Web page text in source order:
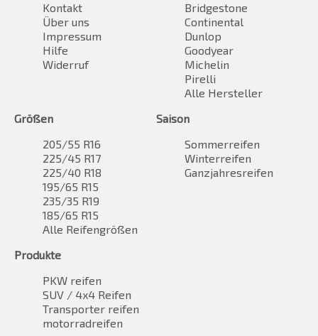
Kontakt
Über uns
Impressum
Hilfe
Widerruf
Bridgestone
Continental
Dunlop
Goodyear
Michelin
Pirelli
Alle Hersteller
Größen
205/55 R16
225/45 R17
225/40 R18
195/65 R15
235/35 R19
185/65 R15
Alle Reifengrößen
Saison
Sommerreifen
Winterreifen
Ganzjahresreifen
Produkte
PKW reifen
SUV / 4x4 Reifen
Transporter reifen
motorradreifen